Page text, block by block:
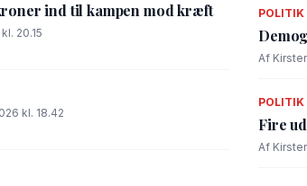
ind til kampen mod kræft
20.15
kl. 18.42
POLITIK
Af
POLITIK
Fire
Af